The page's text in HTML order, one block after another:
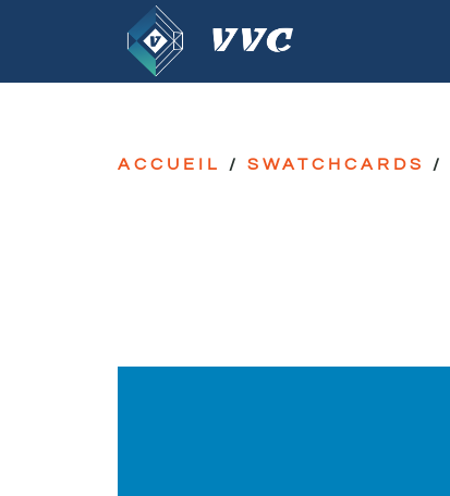
ACCUEIL / SWATCHCARDS /